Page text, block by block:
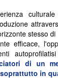
stesso
efficace,
autoprofilatisi
di un
in